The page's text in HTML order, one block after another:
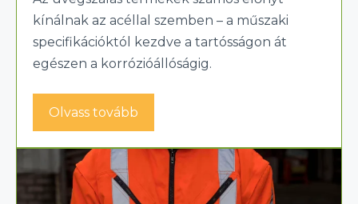
kínálnak az acéllal szemben – a műszaki
specifikációktól kezdve a tartósságon át
egészen a korrózióállóságig.
Olvass tovább